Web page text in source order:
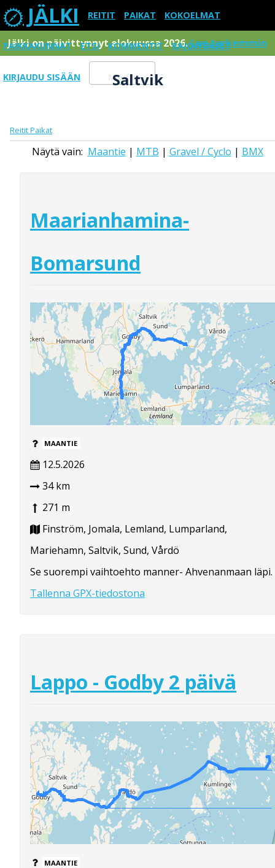
JÄLKI REITIT PAIKAT KOKOELMAT
PAIKKAKUNNAT ETSI KOMMENTIT RAJOITUKSET
KIRJAUDU SISÄÄN Menu
Jälki on päivittynnyt elokuussa 2026.Lue tarkemmin
Saltvik
ReititPaikat
Näytä vain: Maantie | MTB | Gravel / Cyclo | BMX
Maarianhamina-
Bomarsund
MAANTIE
12.5.2026
34 km
271 m
Finström, Jomala, Lemland, Lumparland,
Mariehamn, Saltvik, Sund, Vårdö
Se suorempi vaihtoehto manner- Ahvenanmaan läpi.
Tallenna GPX-tiedostona
Lappo - Godby 2 päivä
MAANTIE